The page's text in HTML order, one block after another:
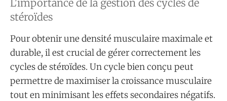
L'importance de la gestion des cycles de
stéroïdes
Pour obtenir une densité musculaire maximale et
durable, il est crucial de gérer correctement les
cycles de stéroïdes. Un cycle bien conçu peut
permettre de maximiser la croissance musculaire
tout en minimisant les effets secondaires négatifs.